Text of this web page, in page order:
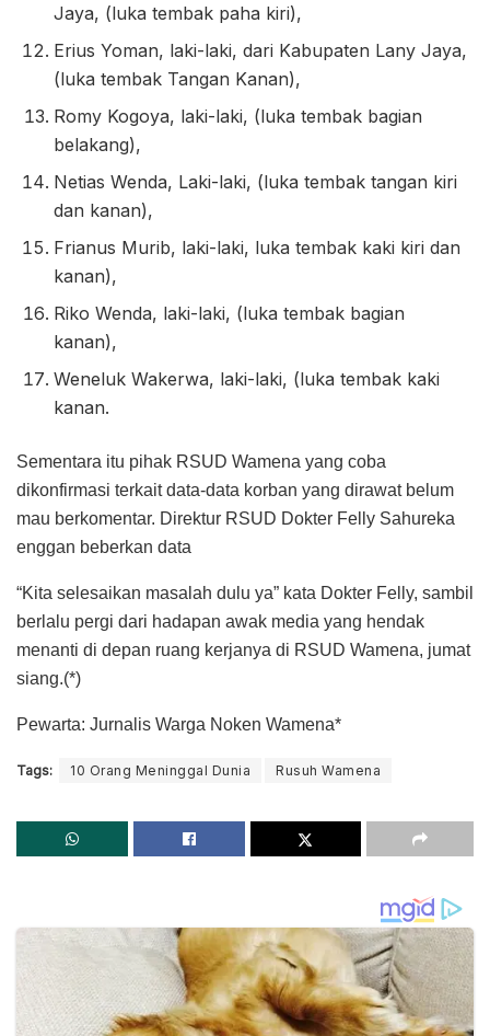
Jaya, (luka tembak paha kiri),
Erius Yoman, laki-laki, dari Kabupaten Lany Jaya,
(luka tembak Tangan Kanan),
Romy Kogoya, laki-laki, (luka tembak bagian
belakang),
Netias Wenda, Laki-laki, (luka tembak tangan kiri
dan kanan),
Frianus Murib, laki-laki, luka tembak kaki kiri dan
kanan),
Riko Wenda, laki-laki, (luka tembak bagian
kanan),
Weneluk Wakerwa, laki-laki, (luka tembak kaki
kanan.
Sementara itu pihak RSUD Wamena yang coba
dikonfirmasi terkait data-data korban yang dirawat belum
mau berkomentar. Direktur RSUD Dokter Felly Sahureka
enggan beberkan data
“Kita selesaikan masalah dulu ya” kata Dokter Felly, sambil
berlalu pergi dari hadapan awak media yang hendak
menanti di depan ruang kerjanya di RSUD Wamena, jumat
siang.(*)
Pewarta: Jurnalis Warga Noken Wamena*
Tags: 10 Orang Meninggal Dunia Rusuh Wamena